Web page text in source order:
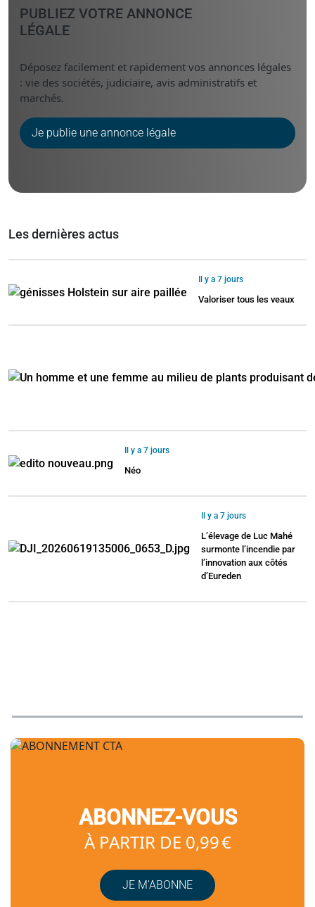
PUBLIEZ VOTRE ANNONCE
LÉGALE
Déposez facilement et rapidement vos annonces légales
: vie des sociétés, judiciaire, avis administratifs et
marchés.
Je publie une annonce légale
Les dernières actus
Il y a 7 jours
Valoriser tous les veaux
Il y a 7 jours
Néo
Il y a 7 jours
L’élevage de Luc Mahé
surmonte l’incendie par
l’innovation aux côtés
d’Eureden
ABONNEZ-VOUS
À PARTIR DE 0,99 €
JE M’ABONNE